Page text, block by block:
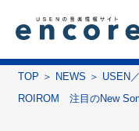
TOP NEWS USEN
ROIROM 注目のNew